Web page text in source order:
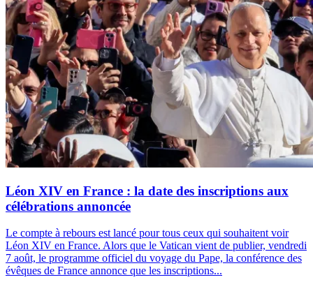
Léon XIV en France : la date des inscriptions aux
célébrations annoncée
Le compte à rebours est lancé pour tous ceux qui souhaitent voir
Léon XIV en France. Alors que le Vatican vient de publier, vendredi
7 août, le programme officiel du voyage du Pape, la conférence des
évêques de France annonce que les inscriptions...